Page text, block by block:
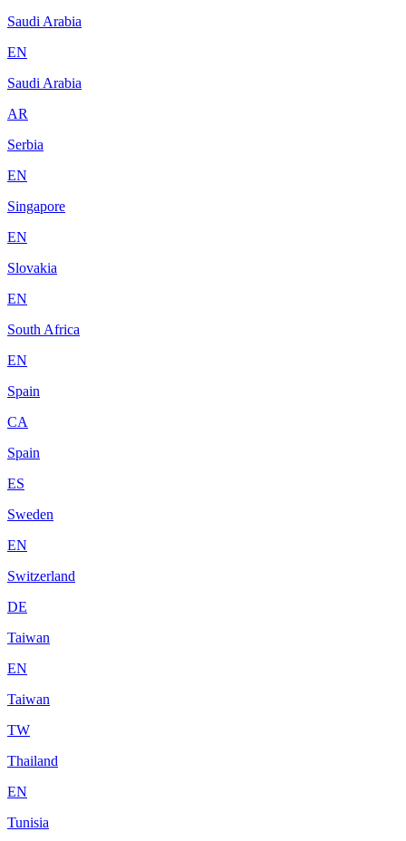
Saudi Arabia
EN
Saudi Arabia
AR
Serbia
EN
Singapore
EN
Slovakia
EN
South Africa
EN
Spain
CA
Spain
ES
Sweden
EN
Switzerland
DE
Taiwan
EN
Taiwan
TW
Thailand
EN
Tunisia